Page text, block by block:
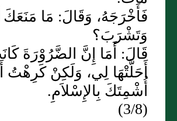
فَأَخْرَجَهُ، وَقَالَ: مَا مَنَعَكَ
وَتَشْرَبَ؟
قَالَ: أَمَا إِنَّ الضَّرُوْرَةَ
أَحَلَّتْهَا لِي، وَلَكِنْ كَرِهْتُ
أُشْمِتَكَ بِالإِسْلاَمِ.
(3/8)